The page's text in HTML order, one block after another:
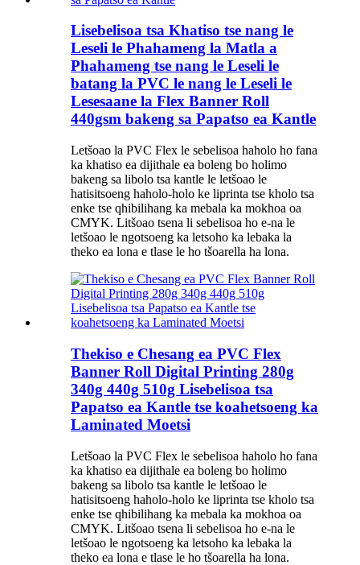
Lisebelisoa tsa Khatiso tse nang le
Leseli le Phahameng la Matla a
Phahameng tse nang le Leseli le
batang la PVC le nang le Leseli le
Lesesaane la Flex Banner Roll
440gsm bakeng sa Papatso ea Kantle
Letšoao la PVC Flex le sebelisoa haholo ho fana
ka khatiso ea dijithale ea boleng bo holimo
bakeng sa libolo tsa kantle le letšoao le
hatisitsoeng haholo-holo ke liprinta tse kholo tsa
enke tse qhibilihang ka mebala ka mokhoa oa
CMYK. Litšoao tsena li sebelisoa ho e-na le
letšoao le ngotsoeng ka letsoho ka lebaka la
theko ea lona e tlase le ho tšoarella ha lona.
Thekiso e Chesang ea PVC Flex
Banner Roll Digital Printing 280g
340g 440g 510g Lisebelisoa tsa
Papatso ea Kantle tse koahetsoeng ka
Laminated Moetsi
Letšoao la PVC Flex le sebelisoa haholo ho fana
ka khatiso ea dijithale ea boleng bo holimo
bakeng sa libolo tsa kantle le letšoao le
hatisitsoeng haholo-holo ke liprinta tse kholo tsa
enke tse qhibilihang ka mebala ka mokhoa oa
CMYK. Litšoao tsena li sebelisoa ho e-na le
letšoao le ngotsoeng ka letsoho ka lebaka la
theko ea lona e tlase le ho tšoarella ha lona.